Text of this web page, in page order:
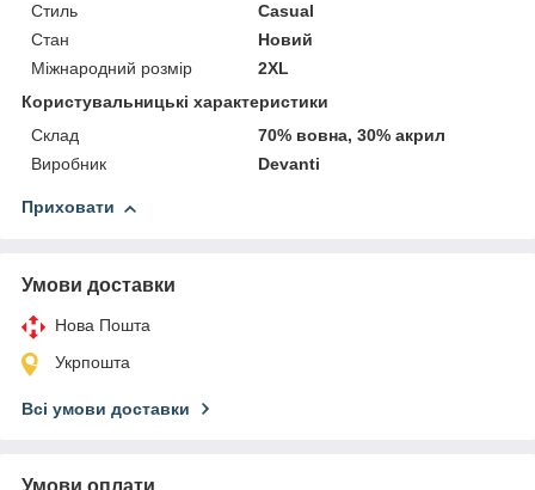
Стиль
Casual
Стан
Новий
Міжнародний розмір
2XL
Користувальницькі характеристики
Склад
70% вовна, 30% акрил
Виробник
Devanti
Приховати
Умови доставки
Нова Пошта
Укрпошта
Всі умови доставки